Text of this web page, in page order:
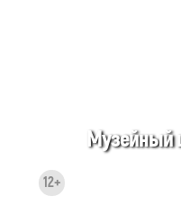
Музейный
12+